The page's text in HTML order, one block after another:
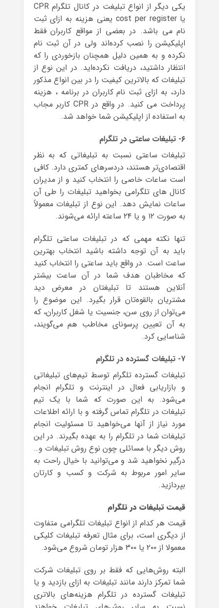
یکی دیگر از انواع تبلیغت در کانال تلگرام CPR
یا cost per register یعنی هزینه به ازای ثبت
نام می باشد. در بعضی از مواقع کاربران فقط
اپلیکیشن را نصب کرده‌اند ولی در آن ثبت نام
نکرده و به همین دلیل همچنان بازخوردی را که
انتظار داشتید، دریافت نکرده‌اید. در این نوع از
تبلیغات که بالاترین کیفیت را در بین انواع مذکور
دارد، به ازای ثبت نام کاربران در برنامه ، هزینه
پرداخت می کنید. در واقع در CPR کاربر مجاب
به استفاده از اپلیکیشن شما خواهد شد.
۶- تبلیغات ساعتی در تلگرام
تبلیغات ساعتی نسبت به تبلیغاتی که به نظر
اقتصادی‌تر هستند، دردسرهای کمتری دارد. کافی
است ساعات خاصی را انتخاب کنید و از مدیران
کانال های تلگرامی بخواهید تبلیغات را طی آن
ساعات نمایش دهد. این نوع از تبلیغات معمولاً
به صورت ۱۲ و یا ۲۴ ساعته ارائه می‌شوند.
تنها نکته مهمی که در تبلیغات ساعتی تلگرام
باید به آن توجه داشته باشید انتخاب بهترین
ساعت است. در واقع باید ساعتی را انتخاب کنید
که مخاطبان هدف شما در آن ساعت بیشتر
آنلاین هستند تا تبلیغتان در معرض دید
مشتریان بالقوه‌تان قرار بگیرد. این موضوع را
می‌توان از روی سن، جنسیت یا شغل کاربران، که
به آن تعیین پرسونای مخاطب هم می‌گویند،
شناسایی کرد.
۷- تبلیغات گسترده در تلگرام
تبلیغات گسترده تلگرام توسط تیم‌های تبلیغاتی
و بازاریابی فعال در اینترنت و تلگرام انجام
می‌شود. به این صورت که شما با یک تیم
تبلیغات در تلگرام تماس گرفته و با ارائه اطلاعات
مورد نیاز از آنها می‌خواهید تا مسئولیت انجام
تبلیغات شما در تلگرام را به عهده بگیرند. در این
روش دیگر با مسائلی چون نوع روش تبلیغات و…
درگیر نخواهید شد و می‌توانید با خیال راحت به
سایر امور مربوط به شرکت و کسب و کارتان
بپردازید.
قیمت تبلیغات در تلگرام
قیمت هر کدام از انواع تبلیغات تلگرامی متفاوت
از دیگری است، برای مثال تعرفه تبلیغات کلیکی
معمولا از ۲۰۰ یا ۳۰۰ هزار تومان شروع می‌شود.
البته روش‌هایی که فقط بر روی تبلیغات شرکت
شما تمرکز دارند مانند تبلیغات به ازای بازدید و یا
تبلیغات گسترده در تلگرام هزینه‌های بالاتری